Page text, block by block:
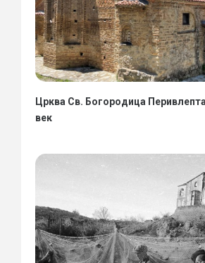
Црква Св. Богородица Перивлепта
век